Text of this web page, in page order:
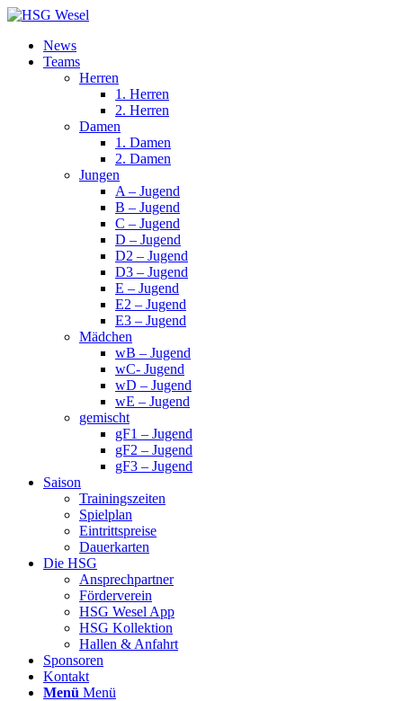
News
Teams
Herren
1. Herren
2. Herren
Damen
1. Damen
2. Damen
Jungen
A – Jugend
B – Jugend
C – Jugend
D – Jugend
D2 – Jugend
D3 – Jugend
E – Jugend
E2 – Jugend
E3 – Jugend
Mädchen
wB – Jugend
wC- Jugend
wD – Jugend
wE – Jugend
gemischt
gF1 – Jugend
gF2 – Jugend
gF3 – Jugend
Saison
Trainingszeiten
Spielplan
Eintrittspreise
Dauerkarten
Die HSG
Ansprechpartner
Förderverein
HSG Wesel App
HSG Kollektion
Hallen & Anfahrt
Sponsoren
Kontakt
Menü Menü